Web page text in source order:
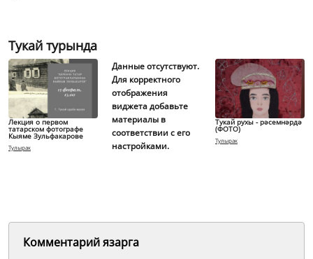
Тукай турында
Лекция о первом
татарском фотографе
Кыяме Зульфакарове
Тулырак
Данные отсутствуют.
Для корректного
отображения
виджета добавьте
материалы в
соответствии с его
настройками.
Тукай рухы - рәсемнәрдә
(ФОТО)
Тулырак
Комментарий язарга